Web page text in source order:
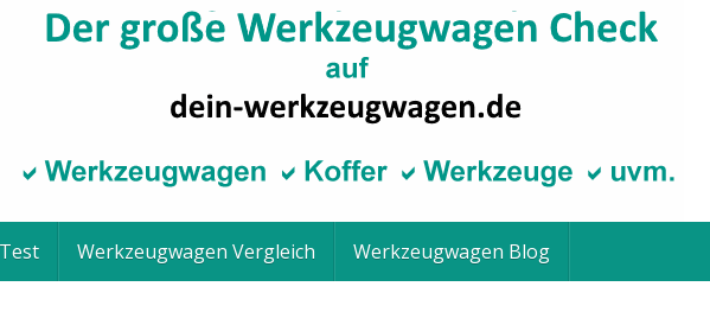
Werkzeugwagen Vergleich Werkzeugwagen Blog